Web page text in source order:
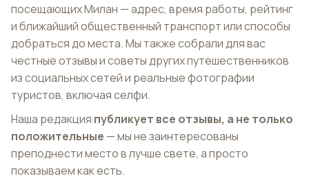
посещающих Милан — адрес, время работы, рейтинг
и ближайший общественный транспорт или способы
добраться до места. Мы также собрали для вас
честные отзывы и советы других путешественников
из социальных сетей и реальные фотографии
туристов, включая селфи.
Наша редакция публикует все отзывы, а не только
положительные — мы не заинтересованы
преподнести место в лучше свете, а просто
показываем как есть.